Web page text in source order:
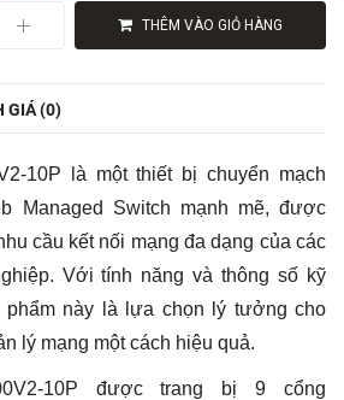
THÊM VÀO GIỎ HÀNG
GIÁ (0)
10P là một thiết bị chuyển mạch
Managed Switch mạnh mẽ, được
cầu kết nối mạng đa dạng của các
Với tính năng và thông số kỹ
phẩm này là lựa chọn lý tưởng cho
lý mạng một cách hiệu quả.
10P được trang bị 9 cổng